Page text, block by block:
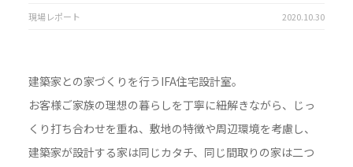
現場レポート 2020.10.30
建築家との家づくりを行うIFA住宅設計室。
お客様ご家族の理想の暮らしを丁寧に紐解きながら、じっ
くり打ち合わせを重ね、敷地の特徴や周辺環境を考慮し、
建築家が設計する家は同じカタチ、同じ間取りの家は二つ